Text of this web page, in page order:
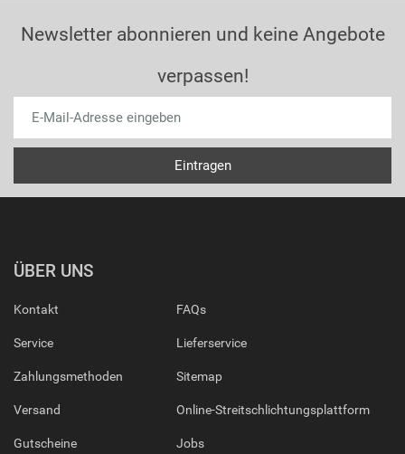
Newsletter abonnieren und keine Angebote
verpassen!
ÜBER UNS
Kontakt
Service
Zahlungsmethoden
Versand
Gutscheine
FAQs
Lieferservice
Sitemap
Online-Streitschlichtungsplattform
Jobs